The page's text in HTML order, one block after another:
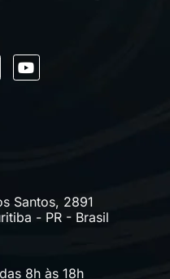
Santos, 2891
- PR - Brasil
8h às 18h